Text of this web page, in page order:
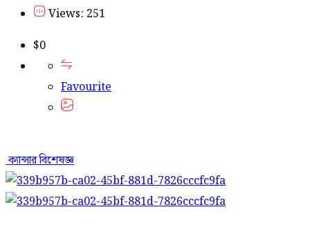
Views: 251
$0
Favourite
ক্যান্সার বিশেষজ্ঞ